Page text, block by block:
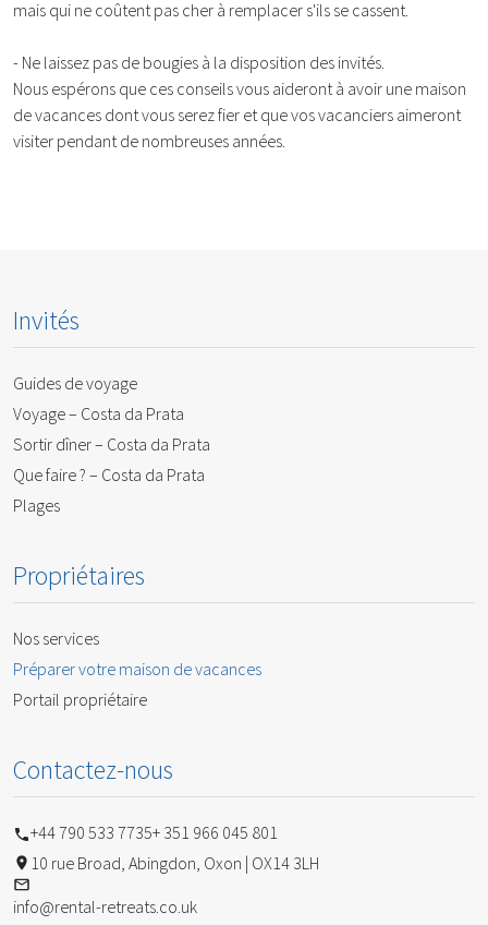
mais qui ne coûtent pas cher à remplacer s'ils se cassent.
- Ne laissez pas de bougies à la disposition des invités.
Nous espérons que ces conseils vous aideront à avoir une maison
de vacances dont vous serez fier et que vos vacanciers aimeront
visiter pendant de nombreuses années.
Invités
Guides de voyage
Voyage – Costa da Prata
Sortir dîner – Costa da Prata
Que faire ? – Costa da Prata
Plages
Propriétaires
Nos services
Préparer votre maison de vacances
Portail propriétaire
Contactez-nous
+44 790 533 7735+ 351 966 045 801
10 rue Broad, Abingdon, Oxon | OX14 3LH
info@rental-retreats.co.uk